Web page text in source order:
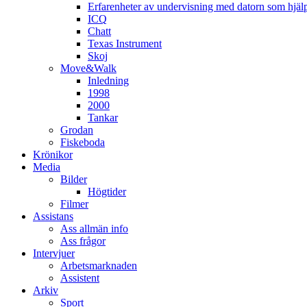
Erfarenheter av undervisning med datorn som
ICQ
Chatt
Texas Instrument
Skoj
Move&Walk
Inledning
1998
2000
Tankar
Grodan
Fiskeboda
Krönikor
Media
Bilder
Högtider
Filmer
Assistans
Ass allmän info
Ass frågor
Intervjuer
Arbetsmarknaden
Assistent
Arkiv
Sport